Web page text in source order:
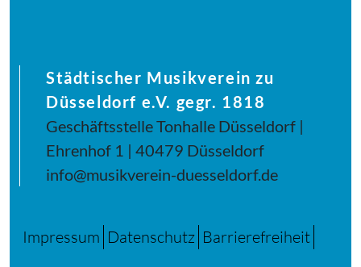
Städtischer Musikverein zu
Düsseldorf e.V. gegr. 1818
Geschäftsstelle Tonhalle Düsseldorf |
Ehrenhof 1 | 40479 Düsseldorf
info@musikverein-duesseldorf.de
Impressum Datenschutz Barrierefreiheit